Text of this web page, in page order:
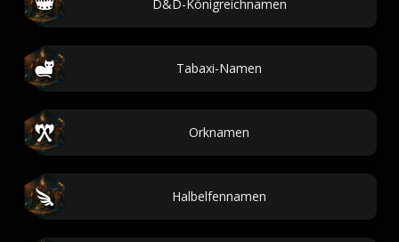
D&D-Königreichnamen
Tabaxi-Namen
Orknamen
Halbelfennamen